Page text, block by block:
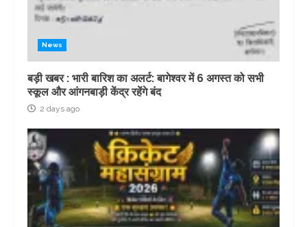
News
बड़ी खबर : भारी बारिश का अलर्ट: बागेश्वर में 6 अगस्त को सभी
स्कूल और आंगनबाड़ी केंद्र रहेंगे बंद
2 days ago